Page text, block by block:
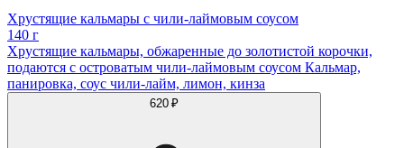
Хрустящие кальмары с чили-лаймовым соусом
140 г
Хрустящие кальмары, обжаренные до золотистой корочки,
подаются с островатым чили-лаймовым соусом Кальмар,
панировка, соус чили-лайм, лимон, кинза
620 ₽